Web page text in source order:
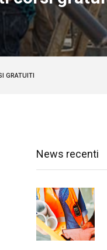
GRATUITI
News recenti